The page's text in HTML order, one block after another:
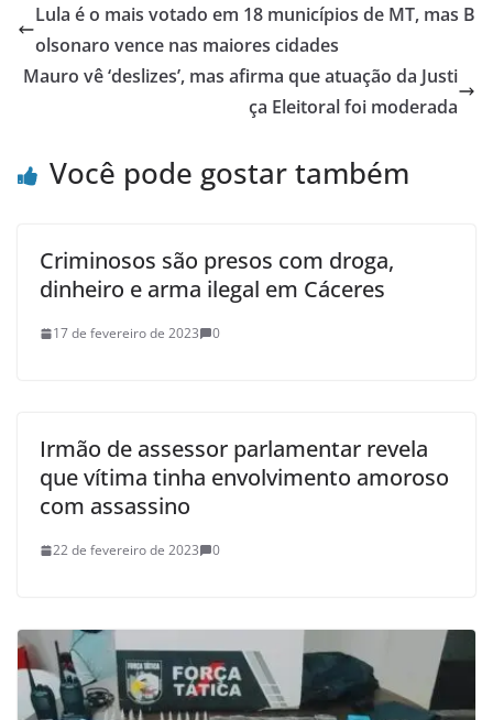
Lula é o mais votado em 18 municípios de MT, mas B
olsonaro vence nas maiores cidades
Mauro vê ‘deslizes’, mas afirma que atuação da Justi
ça Eleitoral foi moderada
Você pode gostar também
Criminosos são presos com droga,
dinheiro e arma ilegal em Cáceres
17 de fevereiro de 2023 0
Irmão de assessor parlamentar revela
que vítima tinha envolvimento amoroso
com assassino
22 de fevereiro de 2023 0